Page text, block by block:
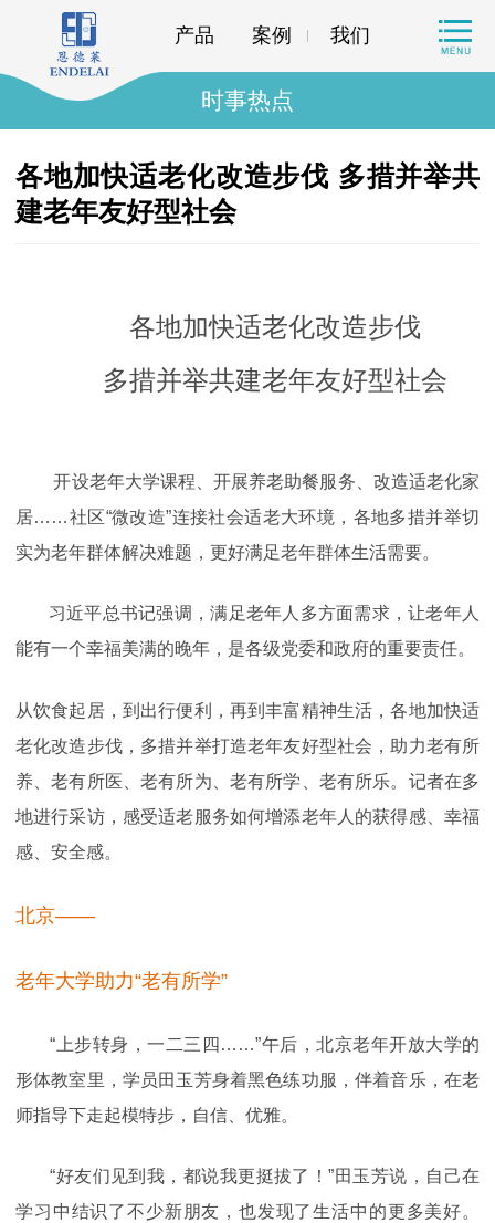
产品 案例 我们
时事热点
各地加快适老化改造步伐 多措并举共
建老年友好型社会
各地加快适老化改造步伐
多措并举共建老年友好型社会
开设老年大学课程、开展养老助餐服务、改造适老化家
居……社区“微改造”连接社会适老大环境，各地多措并举切
实为老年群体解决难题，更好满足老年群体生活需要。
习近平总书记强调，满足老年人多方面需求，让老年人
能有一个幸福美满的晚年，是各级党委和政府的重要责任。
从饮食起居，到出行便利，再到丰富精神生活，各地加快适
老化改造步伐，多措并举打造老年友好型社会，助力老有所
养、老有所医、老有所为、老有所学、老有所乐。记者在多
地进行采访，感受适老服务如何增添老年人的获得感、幸福
感、安全感。
北京——
老年大学助力“老有所学”
“上步转身，一二三四……”午后，北京老年开放大学的
形体教室里，学员田玉芳身着黑色练功服，伴着音乐，在老
师指导下走起模特步，自信、优雅。
“好友们见到我，都说我更挺拔了！”田玉芳说，自己在
学习中结识了不少新朋友，也发现了生活中的更多美好。